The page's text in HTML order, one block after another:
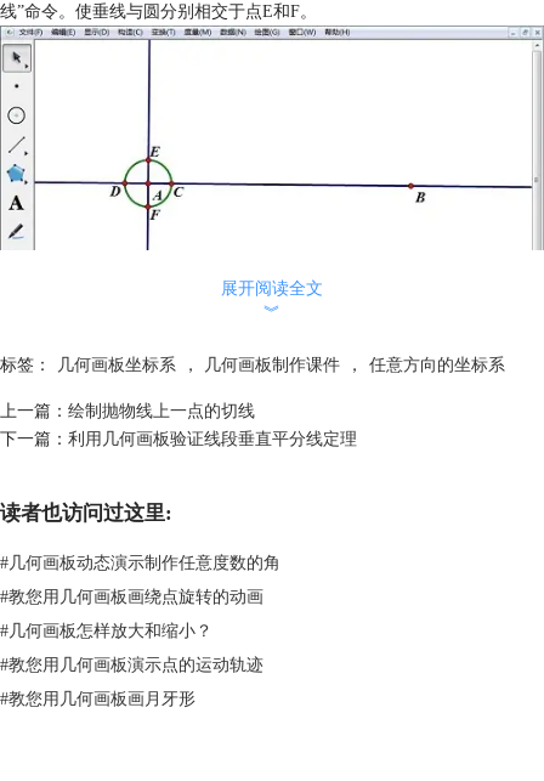
线”命令。使垂线与圆分别相交于点E和F。
构造相应的射线与垂线并标出交点
上分别取一点G、H、I，隐藏点C、D和射线AB、AD、AF、AE，构造线
段HB、GI。
展开阅读全文
︾
标签： 几何画板坐标系 ， 几何画板制作课件 ， 任意方向的坐标系
上一篇： 绘制抛物线上一点的切线
下一篇： 利用几何画板验证线段垂直平分线定理
读者也访问过这里:
#几何画板动态演示制作任意度数的角
#教您用几何画板画绕点旋转的动画
#几何画板怎样放大和缩小？
#教您用几何画板演示点的运动轨迹
#教您用几何画板画月牙形